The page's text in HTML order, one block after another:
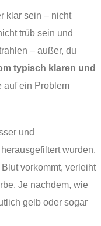
klar sein – nicht
trüb sein und
– außer, du
typisch klaren und
auf ein Problem
und
wurden.
vorkommt, verleiht
Je nachdem, wie
gelb oder sogar